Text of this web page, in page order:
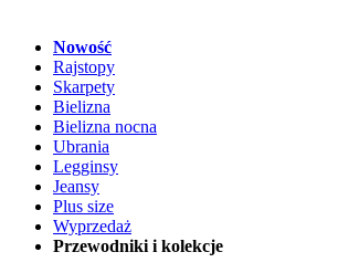
Nowość
Rajstopy
Skarpety
Bielizna
Bielizna nocna
Ubrania
Legginsy
Jeansy
Plus size
Wyprzedaż
Przewodniki i kolekcje